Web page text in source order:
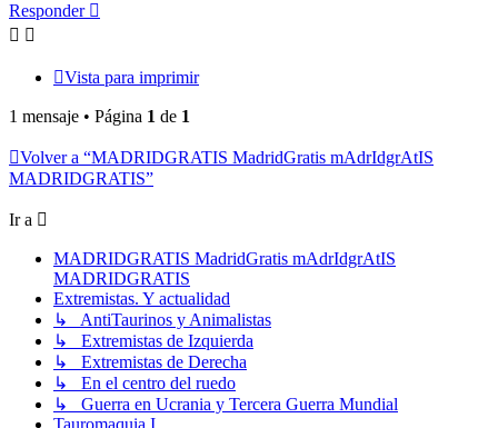
Responder
Vista para imprimir
1 mensaje • Página 1 de 1
Volver a “MADRIDGRATIS MadridGratis mAdrIdgrAtIS
MADRIDGRATIS”
Ir a
MADRIDGRATIS MadridGratis mAdrIdgrAtIS
MADRIDGRATIS
Extremistas. Y actualidad
↳ AntiTaurinos y Animalistas
↳ Extremistas de Izquierda
↳ Extremistas de Derecha
↳ En el centro del ruedo
↳ Guerra en Ucrania y Tercera Guerra Mundial